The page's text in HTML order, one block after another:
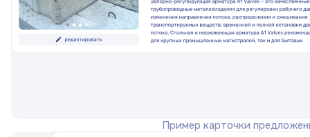
Пример карточки